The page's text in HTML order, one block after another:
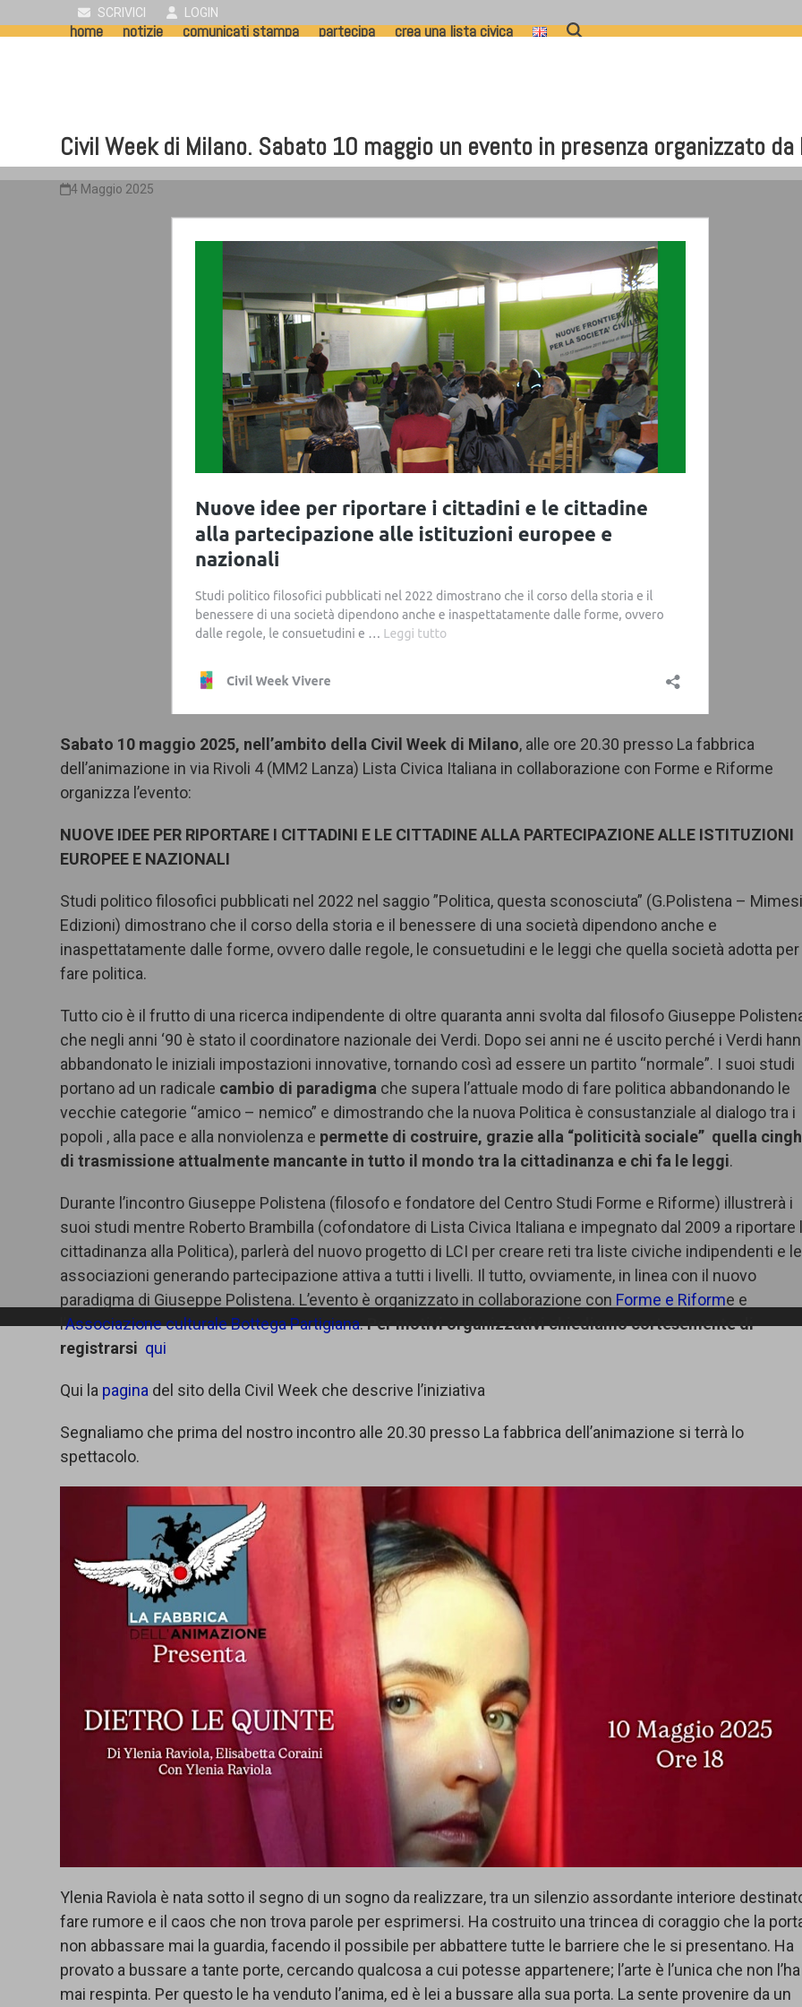
to
SCRIVICI LOGIN
home notizie comunicati stampa partecipa crea una lista civica
Civil Week di Milano. Sabato 10 maggio un evento in presenza organizzato da
4 Maggio 2025
Sabato 10 maggio 2025, nell’ambito della Civil Week di Milano, alle ore 20.30 presso La fabbrica
dell’animazione in via Rivoli 4 (MM2 Lanza) Lista Civica Italiana in collaborazione con Forme e Riforme
organizza l’evento:
NUOVE IDEE PER RIPORTARE I CITTADINI E LE CITTADINE ALLA PARTECIPAZIONE ALLE ISTITUZIONI
EUROPEE E NAZIONALI
Studi politico filosofici pubblicati nel 2022 nel saggio ”Politica, questa sconosciuta” (G.Polistena –
Edizioni) dimostrano che il corso della storia e il benessere di una società dipendono anche e
inaspettatamente dalle forme, ovvero dalle regole, le consuetudini e le leggi che quella società adotta per
fare politica.
Tutto cio è il frutto di una ricerca indipendente di oltre quaranta anni svolta dal filosofo Giuseppe
che negli anni ‘90 è stato il coordinatore nazionale dei Verdi. Dopo sei anni ne é uscito perché i Verdi
abbandonato le iniziali impostazioni innovative, tornando così ad essere un partito “normale”. I suoi studi
portano ad un radicale cambio di paradigma che supera l’attuale modo di fare politica abbandonando le
vecchie categorie “amico – nemico” e dimostrando che la nuova Politica è consustanziale al dialogo tra i
popoli , alla pace e alla nonviolenza e permette di costruire, grazie alla “politicità sociale” quella
di trasmissione attualmente mancante in tutto il mondo tra la cittadinanza e chi fa le leggi.
Durante l’incontro Giuseppe Polistena (filosofo e fondatore del Centro Studi Forme e Riforme) illustrerà i
suoi studi mentre Roberto Brambilla (cofondatore di Lista Civica Italiana e impegnato dal 2009 a riportare
cittadinanza alla Politica), parlerà del nuovo progetto di LCI per creare reti tra liste civiche indipendenti e le
associazioni generando partecipazione attiva a tutti i livelli. Il tutto, ovviamente, in linea con il nuovo
paradigma di Giuseppe Polistena. L’evento è organizzato in collaborazione con Forme e Riforme e
l’Associazione culturale Bottega Partigiana.Per motivi organizzativi chiediamo cortesemente di
registrarsi qui
Qui la pagina del sito della Civil Week che descrive l’iniziativa
Segnaliamo che prima del nostro incontro alle 20.30 presso La fabbrica dell’animazione si terrà lo
spettacolo.
Ylenia Raviola è nata sotto il segno di un sogno da realizzare, tra un silenzio assordante interiore
fare rumore e il caos che non trova parole per esprimersi. Ha costruito una trincea di coraggio che la
non abbassare mai la guardia, facendo il possibile per abbattere tutte le barriere che le si presentano. Ha
provato a bussare a tante porte, cercando qualcosa a cui potesse appartenere; l’arte è l’unica che non l’ha
mai respinta. Per questo le ha venduto l’anima, ed è lei a bussare alla sua porta. La sente provenire da un